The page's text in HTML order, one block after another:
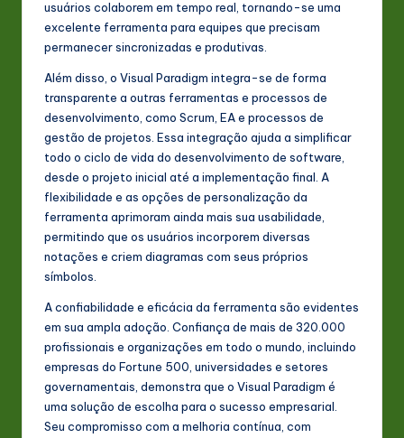
usuários colaborem em tempo real, tornando-se uma
excelente ferramenta para equipes que precisam
permanecer sincronizadas e produtivas.
Além disso, o Visual Paradigm integra-se de forma
transparente a outras ferramentas e processos de
desenvolvimento, como Scrum, EA e processos de
gestão de projetos. Essa integração ajuda a simplificar
todo o ciclo de vida do desenvolvimento de software,
desde o projeto inicial até a implementação final. A
flexibilidade e as opções de personalização da
ferramenta aprimoram ainda mais sua usabilidade,
permitindo que os usuários incorporem diversas
notações e criem diagramas com seus próprios
símbolos.
A confiabilidade e eficácia da ferramenta são evidentes
em sua ampla adoção. Confiança de mais de 320.000
profissionais e organizações em todo o mundo, incluindo
empresas do Fortune 500, universidades e setores
governamentais, demonstra que o Visual Paradigm é
uma solução de escolha para o sucesso empresarial.
Seu compromisso com a melhoria contínua, com